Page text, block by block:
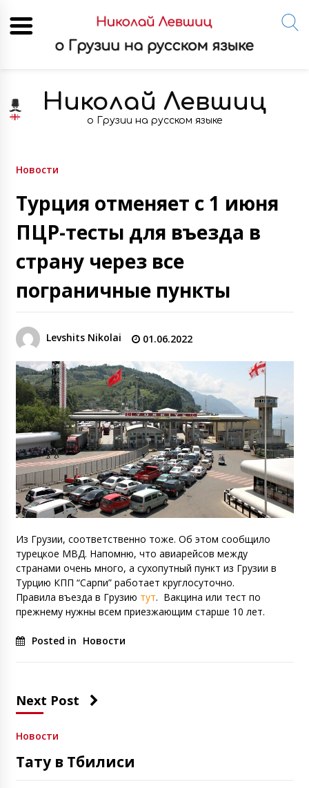
content
Николай Левшиц
о Грузии на русском языке
Новости
Турция отменяет с 1 июня
ПЦР-тесты для въезда в
страну через все
пограничные пункты
Levshits Nikolai 01.06.2022
Из Грузии, соответственно тоже. Об этом сообщило
турецкое МВД. Напомню, что авиарейсов между
странами очень много, а сухопутный пункт из Грузии в
Турцию КПП “Сарпи” работает круглосуточно.
Правила въезда в Грузию тут. Вакцина или тест по
прежнему нужны всем приезжающим старше 10 лет.
Posted in Новости
Next Post
Новости
Тату в Тбилиси